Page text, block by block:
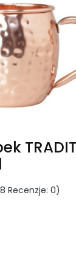
Recenzje: 0)